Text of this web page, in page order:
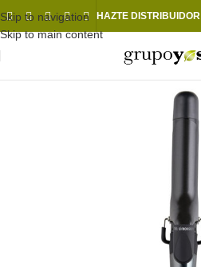
Skip to navigation
Skip to main content
HAZTE DISTRIBUIDOR